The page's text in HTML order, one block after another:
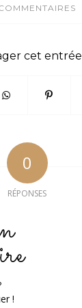
/
cet entrée
0
RÉPONSES
!